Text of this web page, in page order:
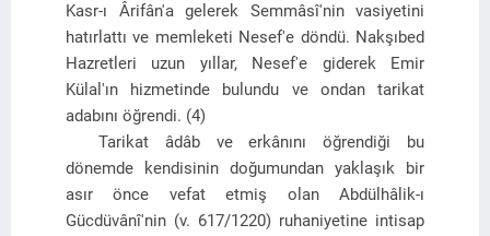
Kasr-ı Ârifân'a gelerek Semmâsî'nin vasiyetini
hatırlattı ve memleketi Nesef'e döndü. Nakşıbed
Hazretleri uzun yıllar, Nesef'e giderek Emir
Külal'ın hizmetinde bulundu ve ondan tarikat
adabını öğrendi. (4)
Tarikat âdâb ve erkânını öğrendiği bu
dönemde kendisinin doğumundan yaklaşık bir
asır önce vefat etmiş olan Abdülhâlik-ı
Gücdüvânî'nin (v. 617/1220) ruhaniyetine intisap